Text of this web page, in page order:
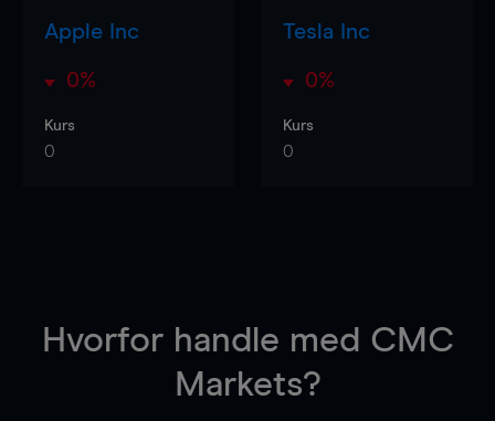
Apple Inc
0%
Kurs
0
Tesla Inc
0%
Kurs
0
Hvorfor handle med CMC
Markets?